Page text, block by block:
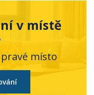
v místě
místo